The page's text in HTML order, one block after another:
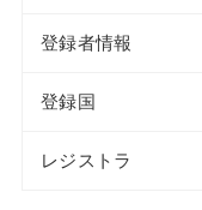
登録者情報
登録国
レジストラ